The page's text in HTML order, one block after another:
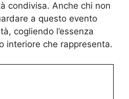
condivisa. Anche chi non
a questo evento
cogliendo l’essenza
interiore che rappresenta.